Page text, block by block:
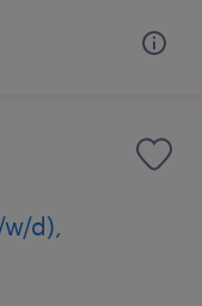
d),